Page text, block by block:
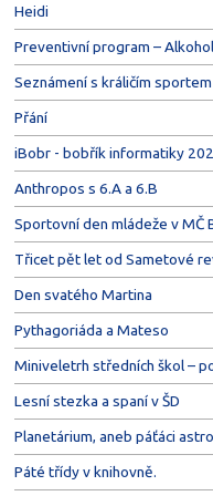
Heidi
Preventivní program –
Seznámení s králičím
Přání
iBobr - bobřík informatiky
Anthropos s 6.A a 6.B
Sportovní den mládeže v MČ
Třicet pět let od Sametové
Den svatého Martina
Pythagoriáda a Mateso
Miniveletrh středních škol –
Lesní stezka a spaní v ŠD
Planetárium, aneb páťáci
Páté třídy v knihovně.